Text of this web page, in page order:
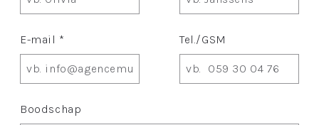
E-mail * Tel./GSM
Boodschap